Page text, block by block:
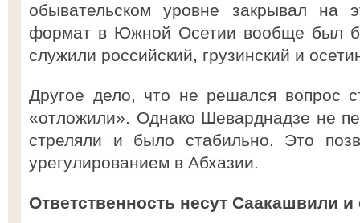
обывательском уровне закрывал на
формат в Южной Осетии вообще был
служили российский, грузинский и
Другое дело, что не решался вопрос
«отложили». Однако Шеварднадзе не
стреляли и было стабильно. Это
урегулированием в Абхазии.
Ответственность несут Саакашвили и